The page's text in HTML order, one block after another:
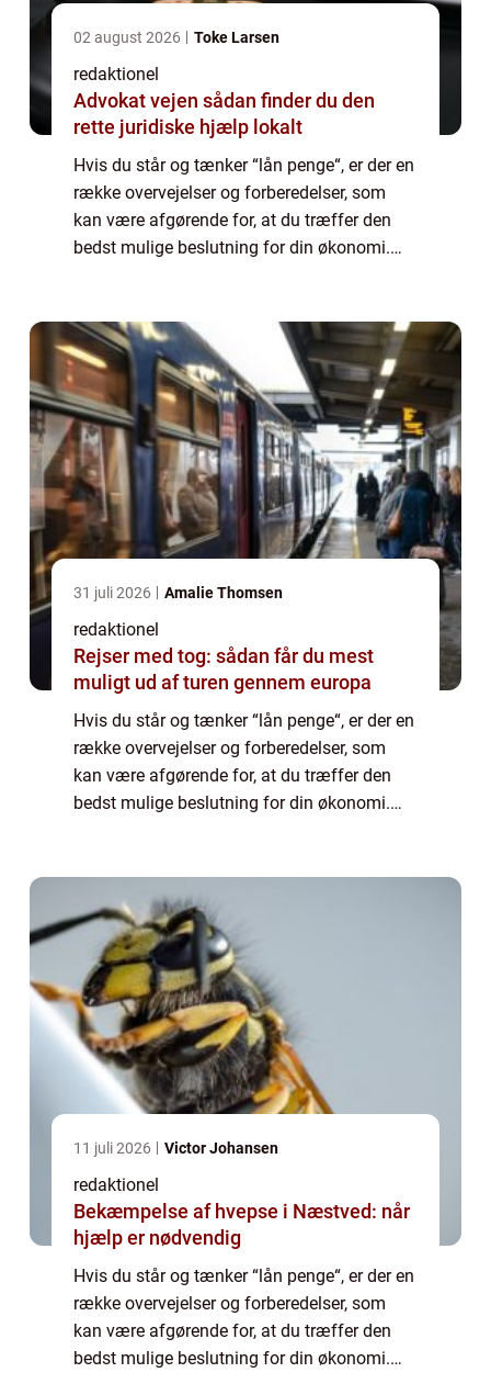
02 august 2026 Toke Larsen
redaktionel
Advokat vejen sådan finder du den
rette juridiske hjælp lokalt
Hvis du står og tænker “lån penge“, er der en
række overvejelser og forberedelser, som
kan være afgørende for, at du træffer den
bedst mulige beslutning for din økonomi.
31 juli 2026 Amalie Thomsen
redaktionel
Rejser med tog: sådan får du mest
muligt ud af turen gennem europa
Hvis du står og tænker “lån penge“, er der en
række overvejelser og forberedelser, som
kan være afgørende for, at du træffer den
bedst mulige beslutning for din økonomi.
11 juli 2026 Victor Johansen
redaktionel
Bekæmpelse af hvepse i Næstved: når
hjælp er nødvendig
Hvis du står og tænker “lån penge“, er der en
række overvejelser og forberedelser, som
kan være afgørende for, at du træffer den
bedst mulige beslutning for din økonomi.